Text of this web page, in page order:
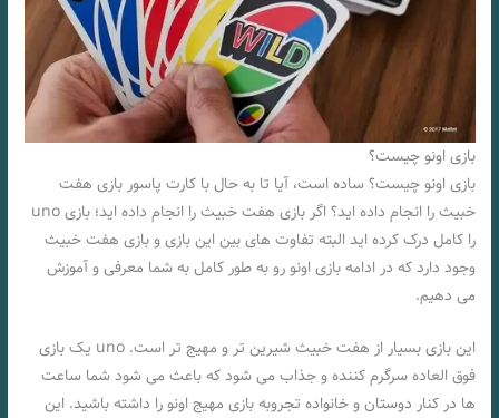
بازی اونو چیست؟
بازی اونو چیست؟ ساده است، آیا تا به حال با کارت پاسور بازی هفت
خبیث را انجام داده اید؟ اگر بازی هفت خبیث را انجام داده اید؛ بازی uno
را کامل درک کرده اید البته تفاوت های بین این بازی و بازی هفت خبیث
وجود دارد که در ادامه بازی اونو رو به طور کامل به شما معرفی و آموزش
می دهیم.
این بازی بسیار از هفت خبیث شیرین تر و مهیج تر است. uno یک بازی
فوق العاده سرگرم کننده و جذاب می شود که باعث می شود شما ساعت
ها در کنار دوستان و خانواده تجروبه بازی مهیج اونو را داشته باشید. این